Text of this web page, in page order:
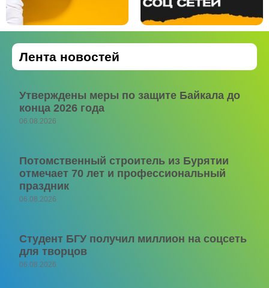
Лента новостей
Утверждены меры по защите Байкала до
конца 2026 года
06.08.2026
Потомственный строитель из Бурятии
отмечает 70 лет и профессиональный
праздник
06.08.2026
Студент БГУ получил миллион на соцсеть
для творцов
06.08.2026